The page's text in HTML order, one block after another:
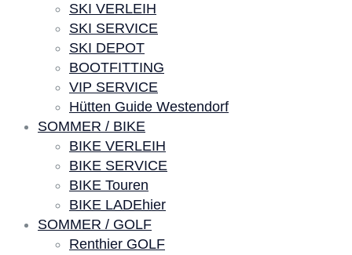
SKI VERLEIH
SKI SERVICE
SKI DEPOT
BOOTFITTING
VIP SERVICE
Hütten Guide Westendorf
SOMMER / BIKE
BIKE VERLEIH
BIKE SERVICE
BIKE Touren
BIKE LADEhier
SOMMER / GOLF
Renthier GOLF